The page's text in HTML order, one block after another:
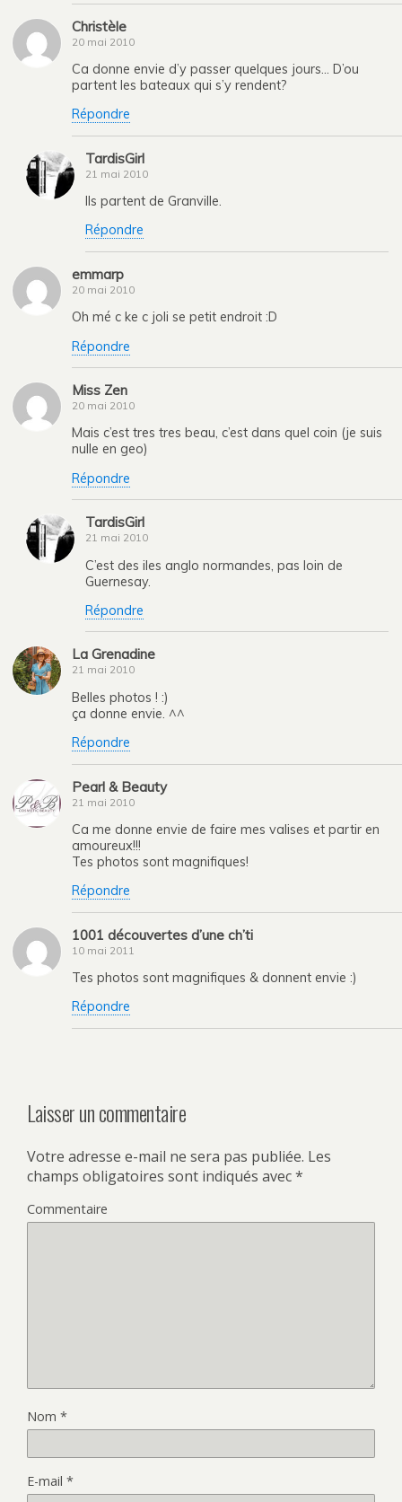
Christèle
20 mai 2010
Ca donne envie d’y passer quelques jours… D’ou
partent les bateaux qui s’y rendent?
Répondre
TardisGirl
21 mai 2010
Ils partent de Granville.
Répondre
emmarp
20 mai 2010
Oh mé c ke c joli se petit endroit :D
Répondre
Miss Zen
20 mai 2010
Mais c’est tres tres beau, c’est dans quel coin (je suis
nulle en geo)
Répondre
TardisGirl
21 mai 2010
C’est des iles anglo normandes, pas loin de
Guernesay.
Répondre
La Grenadine
21 mai 2010
Belles photos ! :)
ça donne envie. ^^
Répondre
Pearl & Beauty
21 mai 2010
Ca me donne envie de faire mes valises et partir en
amoureux!!!
Tes photos sont magnifiques!
Répondre
1001 découvertes d’une ch’ti
10 mai 2011
Tes photos sont magnifiques & donnent envie :)
Répondre
Laisser un commentaire
Votre adresse e-mail ne sera pas publiée. Les
champs obligatoires sont indiqués avec*
Commentaire
Nom *
E-mail *